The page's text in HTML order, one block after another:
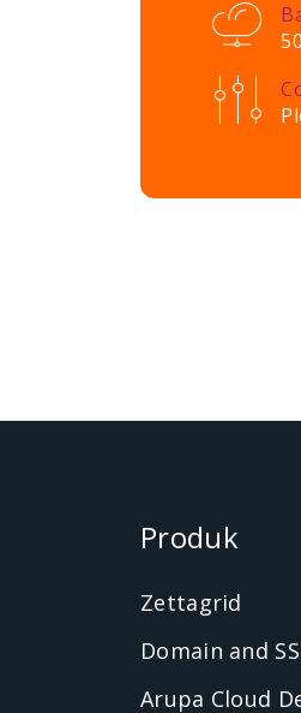
Produk
Zettagrid
Domain and
Arupa Cloud